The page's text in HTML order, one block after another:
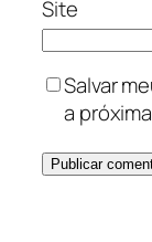
Site
Salvar
a